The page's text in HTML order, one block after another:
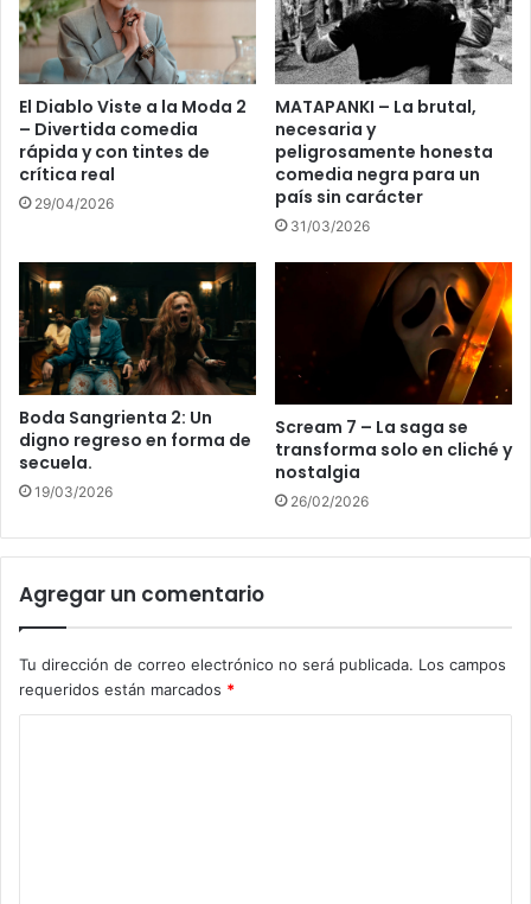
El Diablo Viste a la Moda 2
– Divertida comedia
rápida y con tintes de
crítica real
29/04/2026
MATAPANKI – La brutal,
necesaria y
peligrosamente honesta
comedia negra para un
país sin carácter
31/03/2026
Boda Sangrienta 2: Un
digno regreso en forma de
secuela.
19/03/2026
Scream 7 – La saga se
transforma solo en cliché y
nostalgia
26/02/2026
Agregar un comentario
Tu dirección de correo electrónico no será publicada. Los campos
requeridos están marcados *